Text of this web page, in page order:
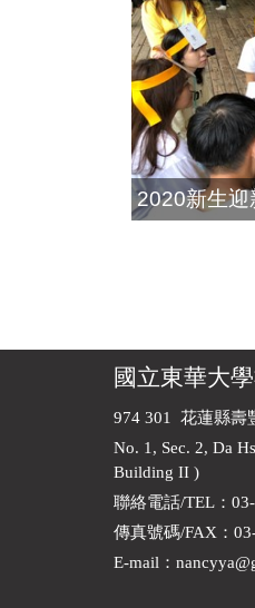
2020新生迎
國立東華大
974 301 花蓮縣壽
No. 1, Sec. 2, Da
Building II )
聯絡電話/TEL：
傳真號碼/FAX：
E-mail ：